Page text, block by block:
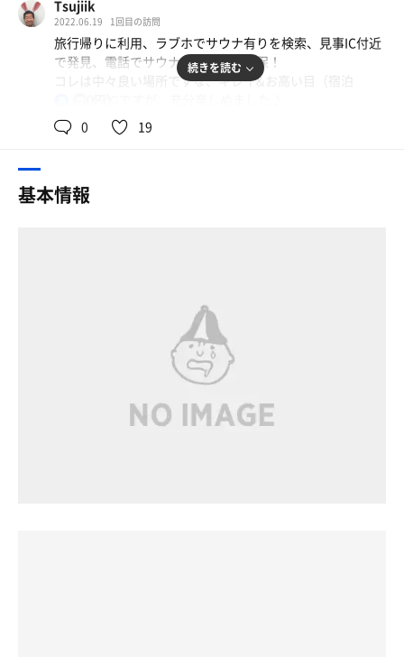
Tsujiik
2022.06.19 1回目の訪問
旅行帰りに利用、ラブホでサウナ有りを検索、見事IC付近
で発見、電話でサウナ有りを予約確保！
コレは中々良い場所ですな、キレイ&お高い目（宿泊
#サウナ
室内にテレビがある為、音無で静かに見ながら堪能。電話
ない！水シャワーでオケ！
サウナ&マッサージチェアの部屋を選択したので、コチラ
も堪能、チェアは当然無料、１セット30分コースが設定さ
れているので、こころゆくまで堪能♪ベッドでダウン、ソ
ファで寛ぐ、持込飲料と設置してあるミネラルウォーター
続きを読む
0 19
基本情報